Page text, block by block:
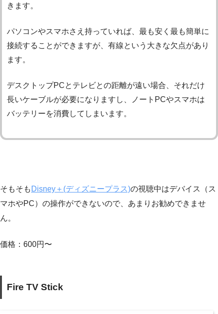
きます。
パソコンやスマホさえ持っていれば、最も安く最も簡単に
接続することができますが、有線という大きな欠点があり
ます。
デスクトップPCとテレビとの距離が遠い場合、それだけ
長いケーブルが必要になりますし、ノートPCやスマホは
バッテリーを消費してしまいます。
そもそも Disney＋(ディズニープラス)の視聴中はデバイス（ス
マホやPC）の操作ができないので、あまりお勧めできませ
ん。
価格：600円〜
Fire TV Stick